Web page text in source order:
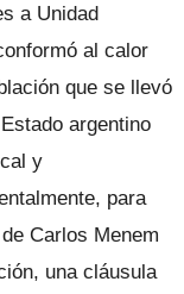
a Unidad
al calor
que se llevó
argentino
y
para
Carlos Menem
una cláusula